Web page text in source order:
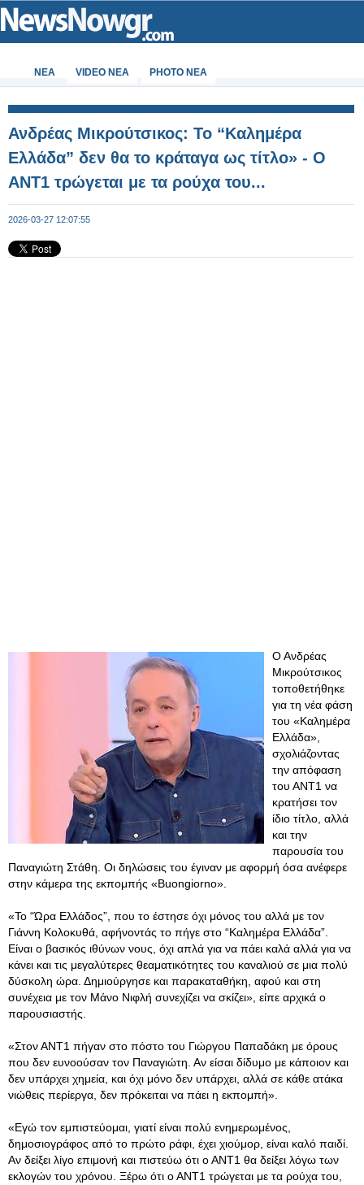
ΝΕΑ VIDEO NEA PHOTO NEA
Ανδρέας Μικρούτσικος: Το “Καλημέρα
Ελλάδα” δεν θα το κράταγα ως τίτλο» - Ο
ΑΝΤ1 τρώγεται με τα ρούχα του...
2026-03-27 12:07:55
Ο Ανδρέας
Μικρούτσικος
τοποθετήθηκε
για τη νέα φάση
του «Καλημέρα
Ελλάδα»,
σχολιάζοντας
την απόφαση
του ΑΝΤ1 να
κρατήσει τον
ίδιο τίτλο, αλλά
και την
παρουσία του
Παναγιώτη Στάθη. Οι δηλώσεις του έγιναν με αφορμή όσα ανέφερε
στην κάμερα της εκπομπής «Buongiorno».
«Το “Ώρα Ελλάδος”, που το έστησε όχι μόνος του αλλά με τον
Γιάννη Κολοκυθά, αφήνοντάς το πήγε στο “Καλημέρα Ελλάδα”.
Είναι ο βασικός ιθύνων νους, όχι απλά για να πάει καλά αλλά για να
κάνει και τις μεγαλύτερες θεαματικότητες του καναλιού σε μια πολύ
δύσκολη ώρα. Δημιούργησε και παρακαταθήκη, αφού και στη
συνέχεια με τον Μάνο Νιφλή συνεχίζει να σκίζει», είπε αρχικά ο
παρουσιαστής.
«Στον ΑΝΤ1 πήγαν στο πόστο του Γιώργου Παπαδάκη με όρους
που δεν ευνοούσαν τον Παναγιώτη. Αν είσαι δίδυμο με κάποιον και
δεν υπάρχει χημεία, και όχι μόνο δεν υπάρχει, αλλά σε κάθε ατάκα
νιώθεις περίεργα, δεν πρόκειται να πάει η εκπομπή».
«Εγώ τον εμπιστεύομαι, γιατί είναι πολύ ενημερωμένος,
δημοσιογράφος από το πρώτο ράφι, έχει χιούμορ, είναι καλό παιδί.
Αν δείξει λίγο επιμονή και πιστεύω ότι ο ΑΝΤ1 θα δείξει λόγω των
εκλογών του χρόνου. Ξέρω ότι ο ΑΝΤ1 τρώγεται με τα ρούχα του,